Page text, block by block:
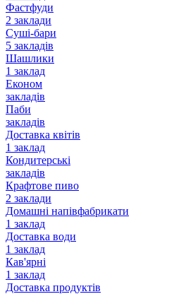
Фастфуди
2 заклади
Суші-бари
5 закладів
Шашлики
1 заклад
Економ
закладів
Паби
закладів
Доставка квітів
1 заклад
Кондитерські
закладів
Крафтове пиво
2 заклади
Домашні напівфабрикати
1 заклад
Доставка води
1 заклад
Кав'ярні
1 заклад
Доставка продуктів